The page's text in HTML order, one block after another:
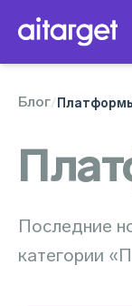
Блог/
Последние
категории